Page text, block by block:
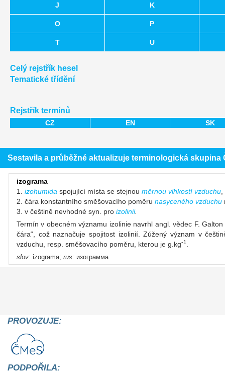
J K
O P
T U
Celý rejstřík hesel
Tematické třídění
Rejstřík termínů
CZ EN SK
Sestavila a průběžné aktualizuje terminologická
izograma
1. izohumida spojující místa se stejnou měrnou vlhkostí vzduchu
2. čára konstantního směšovacího poměru nasyceného vzduchu
3. v češtině nevhodné syn. pro izolinii.
Termín v obecném významu izolinie navrhl angl. vědec F.
čára“, což naznačuje spojitost izolinií. Zúžený význam v
vzduchu, resp. směšovacího poměru, kterou je g.kg-1
slov: izograma; rus: изограмма
PROVOZUJE:
PODPOŘILA: